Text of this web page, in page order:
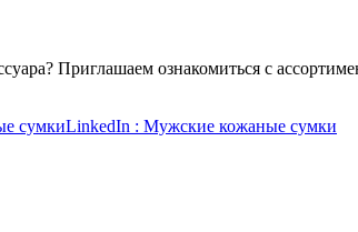
Приглашаем ознакомиться с
сумкиLinkedIn : Мужские кожаные сумки